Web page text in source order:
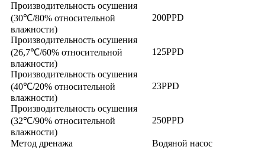
Производительность осушения
(30℃/80% относительной
влажности)
200PPD
Производительность осушения
(26,7℃/60% относительной
влажности)
125PPD
Производительность осушения
(40℃/20% относительной
влажности)
23PPD
Производительность осушения
(32℃/90% относительной
влажности)
250PPD
Метод дренажа
Водяной насос